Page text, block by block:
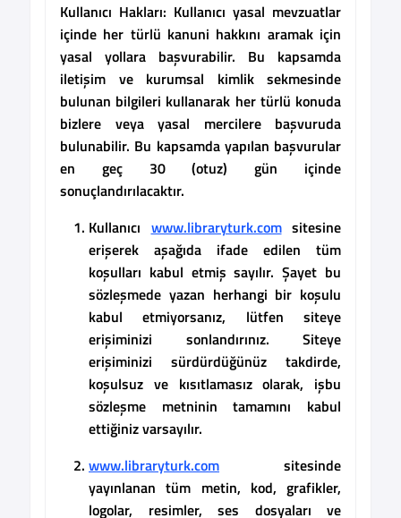
Kullanıcı Hakları: Kullanıcı yasal mevzuatlar
içinde her türlü kanuni hakkını aramak için
yasal yollara başvurabilir. Bu kapsamda
iletişim ve kurumsal kimlik sekmesinde
bulunan bilgileri kullanarak her türlü konuda
bizlere veya yasal mercilere başvuruda
bulunabilir. Bu kapsamda yapılan başvurular
en geç 30 (otuz) gün içinde
sonuçlandırılacaktır.
Kullanıcı www.libraryturk.comsitesine
erişerek aşağıda ifade edilen tüm
koşulları kabul etmiş sayılır. Şayet bu
sözleşmede yazan herhangi bir koşulu
kabul etmiyorsanız, lütfen siteye
erişiminizi sonlandırınız. Siteye
erişiminizi sürdürdüğünüz takdirde,
koşulsuz ve kısıtlamasız olarak, işbu
sözleşme metninin tamamını kabul
ettiğiniz varsayılır.
www.libraryturk.com sitesinde
yayınlanan tüm metin, kod, grafikler,
logolar, resimler, ses dosyaları ve